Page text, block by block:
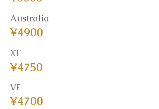
Australia
¥4900
XF
¥4750
VF
¥4700